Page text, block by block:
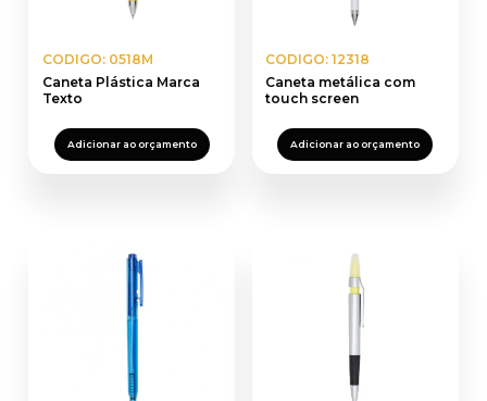
CODIGO: 0518M
Caneta Plástica Marca
Texto
Adicionar ao orçamento
CODIGO: 12318
Caneta metálica com
touch screen
Adicionar ao orçamento